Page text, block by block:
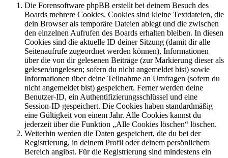
Die Forensoftware phpBB erstellt bei deinem Besuch des
Boards mehrere Cookies. Cookies sind kleine Textdateien, die
dein Browser als temporäre Dateien ablegt und die zwischen
den einzelnen Aufrufen des Boards erhalten bleiben. In diesen
Cookies sind die aktuelle ID deiner Sitzung (damit dir alle
Seitenaufrufe zugeordnet werden können), Informationen
über die von dir gelesenen Beiträge (zur Markierung dieser als
gelesen/ungelesen; sofern du nicht angemeldet bist) sowie
Informationen über deine Teilnahme an Umfragen (sofern du
nicht angemeldet bist) gespeichert. Ferner werden deine
Benutzer-ID, ein Authentifizierungsschlüssel und eine
Session-ID gespeichert. Die Cookies haben standardmäßig
eine Gültigkeit von einem Jahr. Alle Cookies kannst du
jederzeit über die Funktion „Alle Cookies löschen“ löschen.
Weiterhin werden die Daten gespeichert, die du bei der
Registrierung, in deinem Profil oder deinem persönlichem
Bereich angibst. Für die Registrierung sind mindestens ein